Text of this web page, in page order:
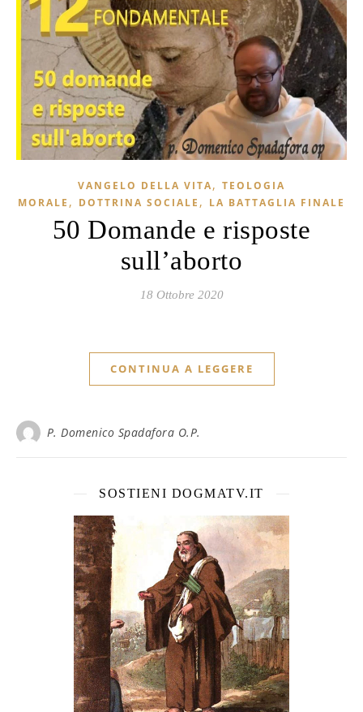
VANGELO DELLA VITA, TEOLOGIA
MORALE , DOTTRINA SOCIALE , LA BATTAGLIA FINALE
50 Domande e risposte
sull’aborto
18 Ottobre 2020
CONTINUA A LEGGERE
P. Domenico Spadafora O.P.
SOSTIENI DOGMATV.IT